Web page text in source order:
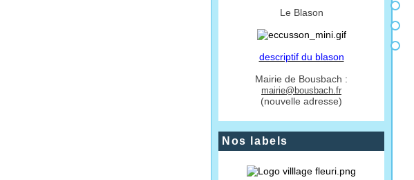
Le Blason
descriptif du blason
Mairie de Bousbach :
mairie@bousbach.fr
(nouvelle adresse)
Nos labels